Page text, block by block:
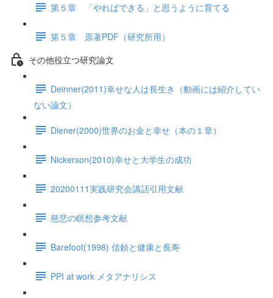
第５章 「やればできる」と思うように育てる
第５章 原著PDF（研究所用）
その他役立つ研究論文
Deinner(2011)幸せな人は長生き（動画には紹介してい
ない論文）
Diener(2000)世界のお金と幸せ（本の１章）
Nickerson(2010)幸せと大学生の成功
20200111実践研究会講話引用文献
慈悲の瞑想参考文献
Barefoot(1998) 信頼と健康と長寿
PPI at work メタアナリシス